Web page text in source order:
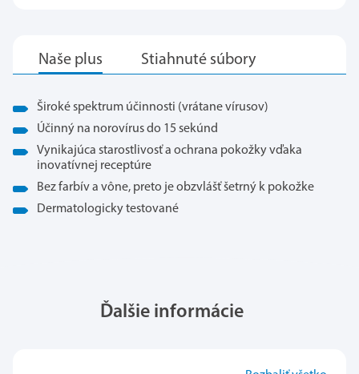
Široké spektrum účinnosti (vrátane vírusov)
Účinný na norovírus do 15 sekúnd
Vynikajúca starostlivosť a ochrana pokožky vďaka
inovatívnej receptúre
Bez farbív a vône, preto je obzvlášť šetrný k pokožke
Dermatologicky testované
Ďalšie informácie